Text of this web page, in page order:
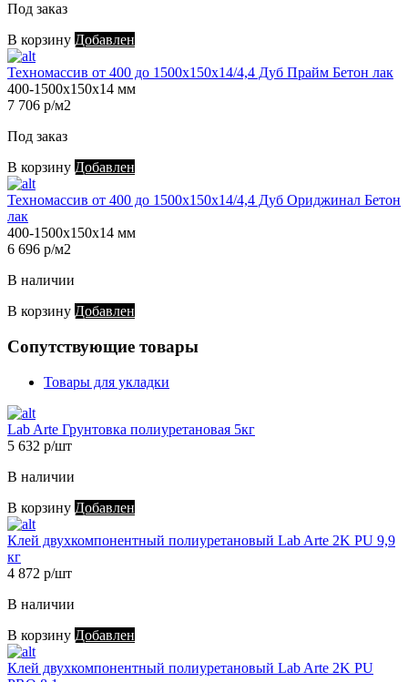
Под заказ
В корзину Добавлен
Техномассив от 400 до 1500х150х14/4,4 Дуб Прайм Бетон лак
400-1500х150х14 мм
7 706 р/м2
Под заказ
В корзину Добавлен
Техномассив от 400 до 1500х150х14/4,4 Дуб Ориджинал Бетон
лак
400-1500х150х14 мм
6 696 р/м2
В наличии
В корзину Добавлен
Сопутствующие товары
Товары для укладки
Lab Arte Грунтовка полиуретановая 5кг
5 632 р/шт
В наличии
В корзину Добавлен
Клей двухкомпонентный полиуретановый Lab Arte 2K PU 9,9
кг
4 872 р/шт
В наличии
В корзину Добавлен
Клей двухкомпонентный полиуретановый Lab Arte 2K PU